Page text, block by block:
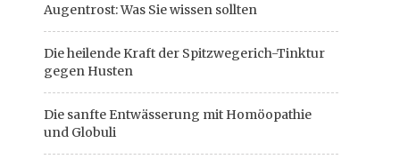
Augentrost: Was Sie wissen sollten
Die heilende Kraft der Spitzwegerich-Tinktur
gegen Husten
Die sanfte Entwässerung mit Homöopathie
und Globuli